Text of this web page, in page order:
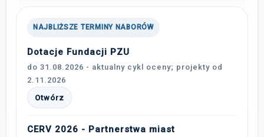
NAJBLIŻSZE TERMINY NABORÓW
Dotacje Fundacji PZU
do 31.08.2026 - aktualny cykl oceny; projekty od
2.11.2026
Otwórz
CERV 2026 - Partnerstwa miast